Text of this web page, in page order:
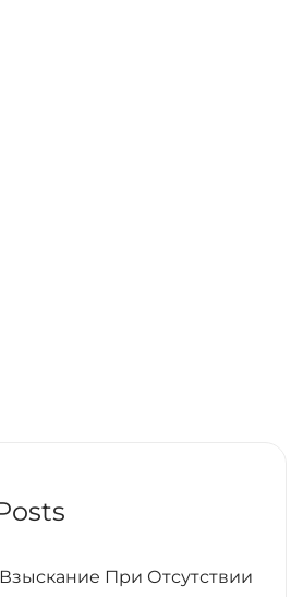
Взыскание При Отсутствии